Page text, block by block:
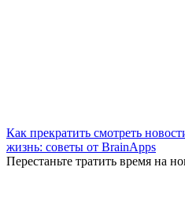
Как прекратить смотреть
жизнь: советы от BrainApps
Перестаньте тратить время на